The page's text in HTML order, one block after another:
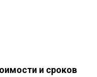
и сроков